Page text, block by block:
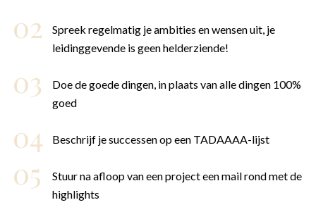
Spreek regelmatig je ambities en wensen uit, je
leidinggevende is geen helderziende!
Doe de goede dingen, in plaats van alle dingen 100%
goed
Beschrijf je successen op een TADAAAA-lijst
Stuur na afloop van een project een mail rond met de
highlights